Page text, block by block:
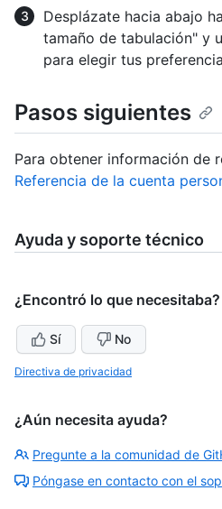
Desplázate hacia abajo
tamaño de tabulación" y
para elegir tus
Pasos siguientes
Para obtener información de
Referencia de la cuenta
Ayuda y soporte técnico
¿Encontró lo que necesitaba?
Sí No
Directiva de privacidad
¿Aún necesita ayuda?
Pregunte a la comunidad de
Póngase en contacto con el